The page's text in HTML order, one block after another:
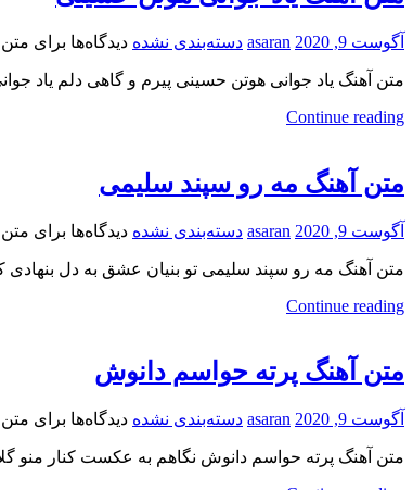
آگوست 9, 2020 asaran دسته‌بندی نشده دیدگاه‌ها برای
متن آهنگ یاد جوانی هوتن حسینی پیرم و گاهی دلم یاد
Continue reading
متن آهنگ مه رو سپند سلیمی
آگوست 9, 2020 asaran دسته‌بندی نشده دیدگاه‌ها برای
متن آهنگ مه رو سپند سلیمی تو بنیان عشق به دل
Continue reading
متن آهنگ پرته حواسم دانوش
آگوست 9, 2020 asaran دسته‌بندی نشده دیدگاه‌ها برای
متن آهنگ پرته حواسم دانوش نگاهم به عکست کنار منو